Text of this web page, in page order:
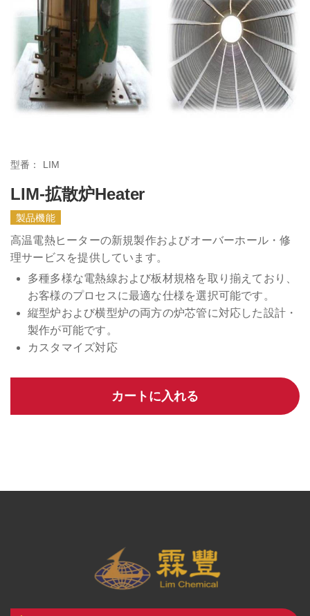
型番： LIM
LIM-拡散炉Heater
製品機能
高温電熱ヒーターの新規製作およびオーバーホール・修
理サービスを提供しています。
多種多様な電熱線および板材規格を取り揃えており、
お客様のプロセスに最適な仕様を選択可能です。
縦型炉および横型炉の両方の炉芯管に対応した設計・
製作が可能です。
カスタマイズ対応
カートに入れる